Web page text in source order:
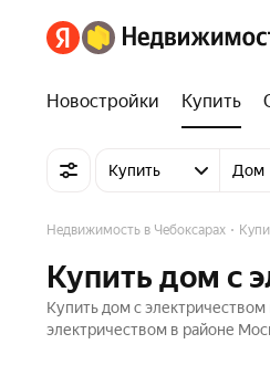
Новостройки Купить
Купить Дом
Недвижимость в Чебоксарах
Купить дом с
Купить дом с
электричеством в районе